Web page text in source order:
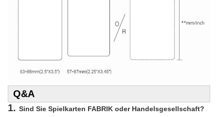
Q&A
1. Sind Sie Spielkarten FABRIK oder Handelsgesellschaft?